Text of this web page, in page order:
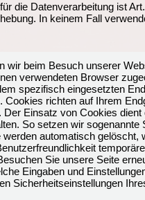
die Datenverarbeitung ist
In keinem Fall
wir beim Besuch unserer
verwendeten Browser
spezifisch eingesetzten
Cookies richten auf Ihrem
Der Einsatz von Cookies
So setzen wir
automatisch
Sie unsere Seite
Eingaben und
Sicherheitseinstellungen